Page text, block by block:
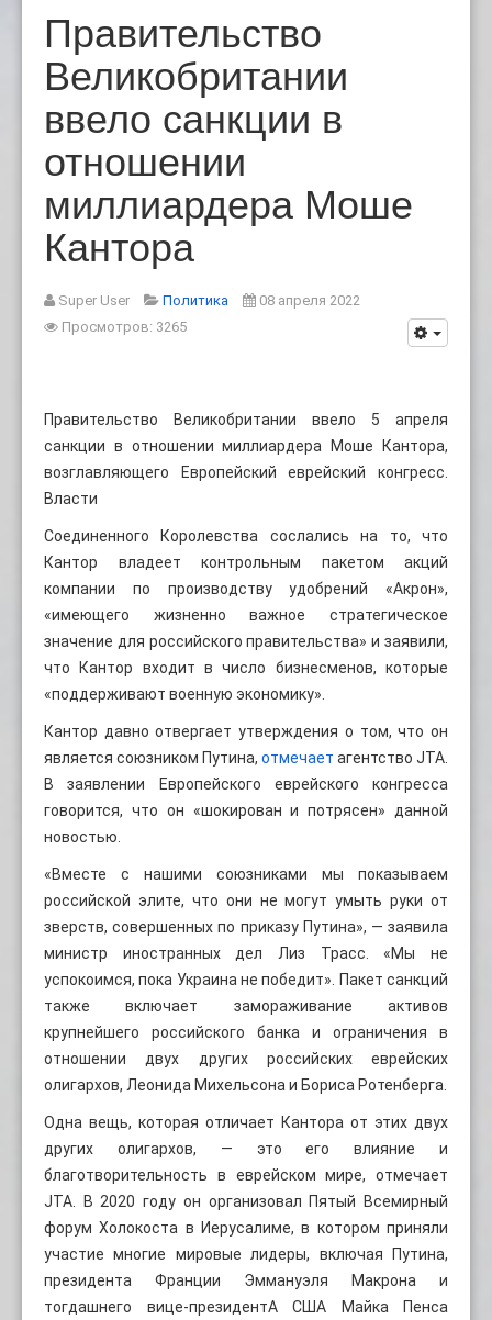
Правительство
Великобритании
ввело санкции в
отношении
миллиардера Моше
Кантора
Super User Политика
08 апреля 2022
Просмотров: 3265
Правительство Великобритании ввело 5 апреля
санкции в отношении миллиардера Моше Кантора,
возглавляющего Европейский еврейский конгресс.
Власти
Соединенного Королевства сослались на то, что
Кантор владеет контрольным пакетом акций
компании по производству удобрений «Акрон»,
«имеющего жизненно важное стратегическое
значение для российского правительства» и заявили,
что Кантор входит в число бизнесменов, которые
«поддерживают военную экономику».
Кантор давно отвергает утверждения о том, что он
является союзником Путина, отмечает агентство JTA.
В заявлении Европейского еврейского конгресса
говорится, что он «шокирован и потрясен» данной
новостью.
«Вместе с нашими союзниками мы показываем
российской элите, что они не могут умыть руки от
зверств, совершенных по приказу Путина», — заявила
министр иностранных дел Лиз Трасс. «Мы не
успокоимся, пока Украина не победит». Пакет санкций
также включает замораживание активов
крупнейшего российского банка и ограничения в
отношении двух других российских еврейских
олигархов, Леонида Михельсона и Бориса Ротенберга.
Одна вещь, которая отличает Кантора от этих двух
других олигархов, — это его влияние и
благотворительность в еврейском мире, отмечает
JTA. В 2020 году он организовал Пятый Всемирный
форум Холокоста в Иерусалиме, в котором приняли
участие многие мировые лидеры, включая Путина,
президента Франции Эммануэля Макрона и
тогдашнего вице-президентА США Майка Пенса